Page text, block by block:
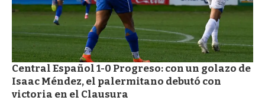
Central Español 1-0 Progreso: con un golazo de
Isaac Méndez, el palermitano debutó con
victoria en el Clausura